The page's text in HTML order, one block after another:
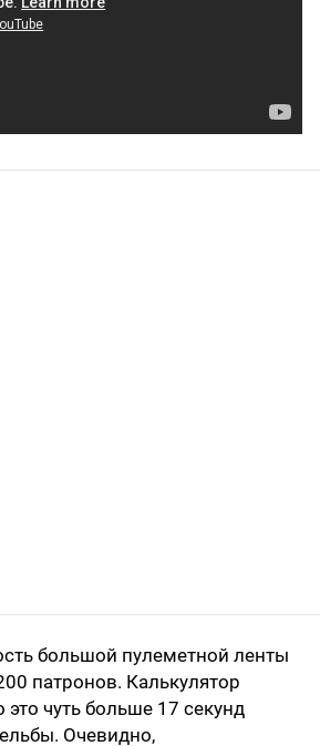
большой пулеметной ленты
патронов. Калькулятор
это чуть больше 17 секунд
Очевидно,